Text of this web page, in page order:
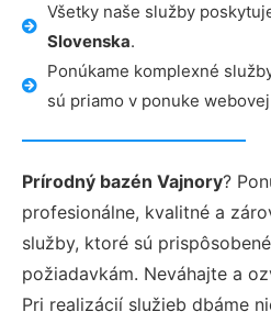
Všetky naše služby
Slovenska.
Ponúkame komplexné
sú priamo v ponuke
Prírodný bazén Vajnory?
profesionálne, kvalitné a
služby, ktoré sú
požiadavkám. Neváhajte a
Pri realizácií služieb dbáme